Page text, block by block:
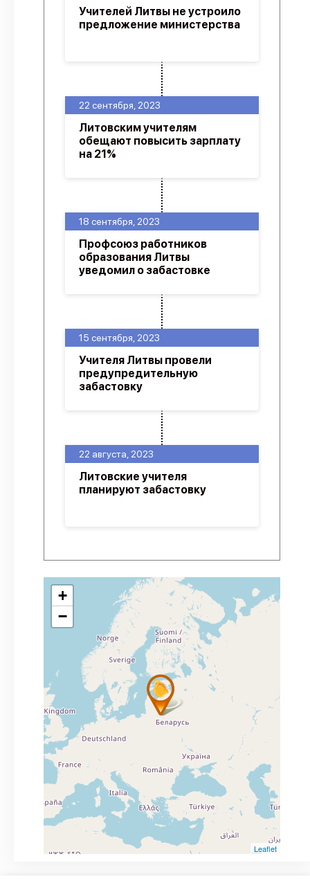
22 августа, 2023
Литовские учителя
планируют забастовку
15 сентября, 2023
Учителя Литвы провели
предупредительную
забастовку
18 сентября, 2023
Профсоюз работников
образования Литвы
уведомил о забастовке
22 сентября, 2023
Литовским учителям
обещают повысить зарплату
на 21%
Учителей Литвы не устроило
предложение министерства
+
−
Leaflet